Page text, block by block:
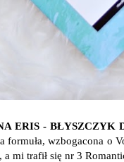
ERIS - BŁYSZCZYK
formuła, wzbogacona o
mi trafił się nr 3